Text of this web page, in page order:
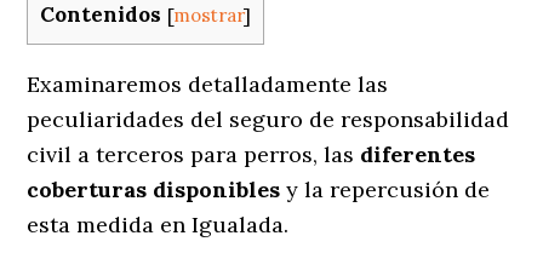
Contenidos [mostrar]
Examinaremos detalladamente las
peculiaridades del seguro de responsabilidad
civil a terceros para perros, las diferentes
coberturas disponibles y la repercusión de
esta medida en Igualada.